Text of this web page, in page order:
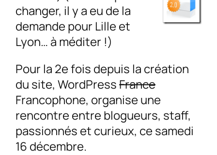
changer, il y a eu de la
demande pour Lille et
Lyon… à méditer !)
Pour la 2e fois depuis la création
du site, WordPressFrance
Francophone, organise une
rencontre entre blogueurs, staff,
passionnés et curieux, ce samedi
16 décembre.